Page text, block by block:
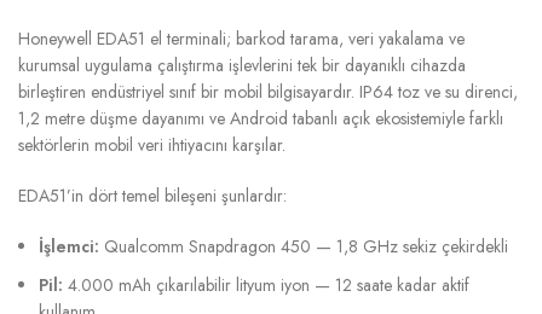
Honeywell EDA51 el terminali; barkod tarama, veri yakalama ve
kurumsal uygulama çalıştırma işlevlerini tek bir dayanıklı cihazda
birleştiren endüstriyel sınıf bir mobil bilgisayardır. IP64 toz ve su direnci,
1,2 metre düşme dayanımı ve Android tabanlı açık ekosistemiyle farklı
sektörlerin mobil veri ihtiyacını karşılar.
EDA51’in dört temel bileşeni şunlardır:
İşlemci: Qualcomm Snapdragon 450 — 1,8 GHz sekiz çekirdekli
Pil: 4.000 mAh çıkarılabilir lityum iyon — 12 saate kadar aktif